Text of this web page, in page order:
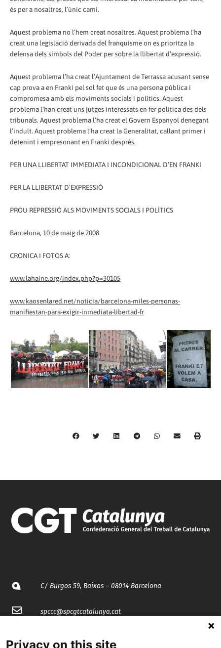
és per a nosaltres, l’únic camí.
Aquest problema no l’hem creat nosaltres. Aquest problema l’ha
creat una legislació derivada del franquisme on es prioritza la
defensa dels símbols del Poder per sobre la llibertat d’expressió.
Aquest problema l’ha creat l’Ajuntament de Terrassa acusant sense
cap prova a en Franki pel sol fet que és una persona pública i
compromesa amb els moviments socials i polítics. Aquest
problema l’han creat uns jutges interessats en fer política des dels
tribunals. Aquest problema l’ha creat el Govern Espanyol denegant
l’indult. Aquest problema l’ha creat la Generalitat, callant primer i
detenint i empresonant en Franki després.
PER UNA LLIBERTAT IMMEDIATA I INCONDICIONAL D’EN FRANKI
PER LA LLIBERTAT D’EXPRESSIÓ
PROU REPRESSIÓ ALS MOVIMENTS SOCIALS I POLÍTICS
Barcelona, 10 de maig de 2008
CRONICA I FOTOS A:
www.lahaine.org/index.php?p=30105
www.kaosenlared.net/noticia/barcelona-miles-personas-
manifiestan-para-exigir-inmediata-libertad-fr
C/ Burgos 59, Baixos – 08014 Barcelona
spccc@spcgtcatalunya.cat
Privacy on this site